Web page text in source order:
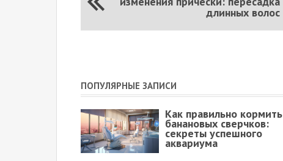
длинных волос
ПОПУЛЯРНЫЕ ЗАПИСИ
Как правильно кормить
банановых сверчков:
секреты успешного
аквариума